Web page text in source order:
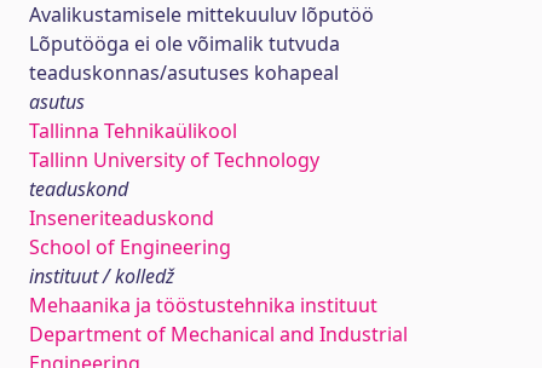
Avalikustamisele mittekuuluv lõputöö
Lõputööga ei ole võimalik tutvuda
teaduskonnas/asutuses kohapeal
asutus
Tallinna Tehnikaülikool
Tallinn University of Technology
teaduskond
Inseneriteaduskond
School of Engineering
instituut / kolledž
Mehaanika ja tööstustehnika instituut
Department of Mechanical and Industrial